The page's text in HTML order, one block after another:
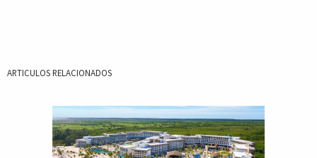
ARTICULOS RELACIONADOS